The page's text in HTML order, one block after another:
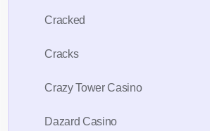
Cracked
Cracks
Crazy Tower Сasino
Dazard Casino